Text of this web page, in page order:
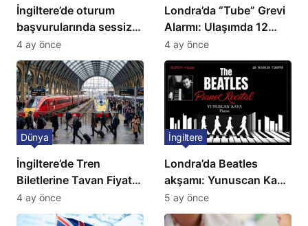
İngiltere’de oturum
başvurularında sessiz
kriz: Büyükelçilikten
açıklama!
4 ay önce
Londra’da “Tube” Grevi
Alarmı: Ulaşımda 12
Günlük Kaos Kapıda
4 ay önce
İngiltere’de Tren
Biletlerine Tavan Fiyat:
Ulaşımda Yeni
Düzenleme
Dünya
4 ay önce
Londra’da Beatles
akşamı: Yunuscan Kaya
klasik yorumuyla
sahnede
İngiltere
5 ay önce